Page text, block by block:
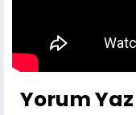
Yorum Yaz